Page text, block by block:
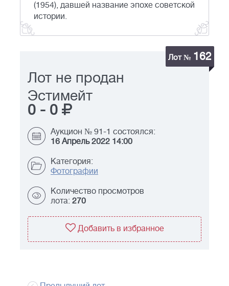
(1954), давшей название эпохе советской
истории.
Лот № 162
Лот не продан
Эстимейт
0 - 0
Аукцион № 91-1 состоялся:
16 Апрель 2022 14:00
Категория:
Фотографии
Количество просмотров
лота: 270
Добавить в избранное